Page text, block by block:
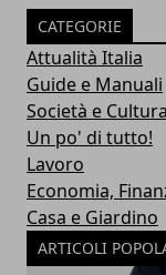
CATEGORIE
Attualità Italia
Guide e Manuali
Società e Cultura
Un po' di tutto!
Lavoro
Economia,
Casa e Giardino
ARTICOLI